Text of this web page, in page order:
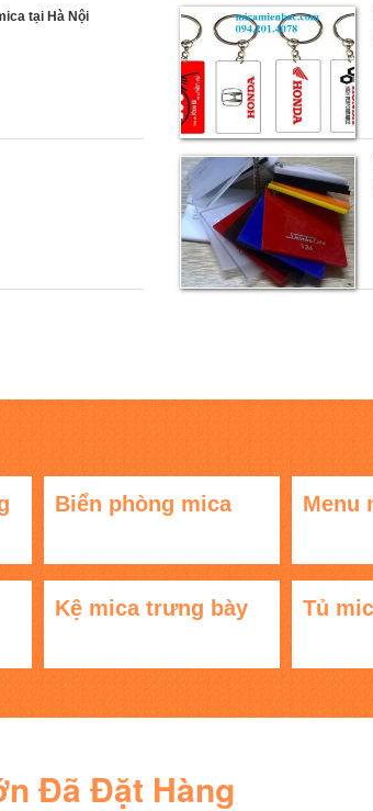
tại Hà Nội
Biển phòng mica Menu
Kệ mica trưng bày Tủ
Đã Đặt Hàng